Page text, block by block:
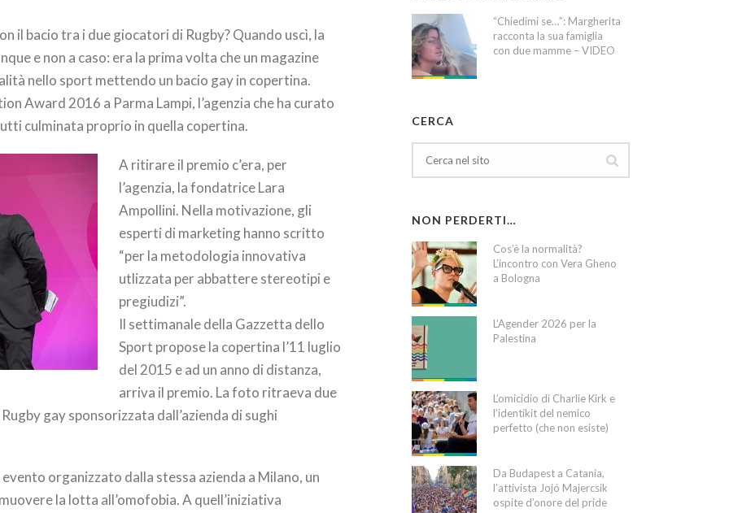
il bacio tra i due giocatori di Rugby? Quando uscì, la
e non a caso: era la prima volta che un magazine
nello sport mettendo un bacio gay in copertina.
Award 2016 a Parma Lampi, l’agenzia che ha curato
culminata proprio in quella copertina.
A ritirare il premio c’era, per
l’agenzia, la fondatrice Lara
Ampollini. Nella motivazione, gli
esperti di marketing hanno scritto
“per la metodologia innovativa
utlizzata per abbattere stereotipi e
pregiudizi”.
Il settimanale della Gazzetta dello
Sport propose la copertina l’11 luglio
del 2015 e ad un anno di distanza,
arriva il premio. La foto ritraeva due
gay sponsorizzata dall’azienda di sughi
organizzato dalla stessa azienda a Milano, un
la lotta all’omofobia. A quell’iniziativa
“Chiedimi se…”: Margherita
racconta la sua famiglia
con due mamme – VIDEO
CERCA
NON PERDERTI…
Cos’è la normalità?
L’incontro con Vera Gheno
a Bologna
L’Agender 2026 per la
Palestina
L’omicidio di Charlie Kirk e
l’identikit del nemico
perfetto (che non esiste)
Da Budapest a Catania,
l’attivista Jojó Majercsik
ospite d’onore del pride